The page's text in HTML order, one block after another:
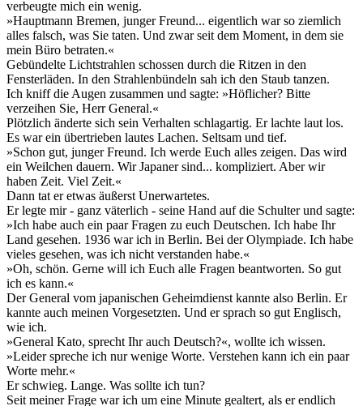
verbeugte mich ein wenig.
»Hauptmann Bremen, junger Freund... eigentlich war so ziemlich
alles falsch, was Sie taten. Und zwar seit dem Moment, in dem sie
mein Büro betraten.«
Gebündelte Lichtstrahlen schossen durch die Ritzen in den
Fensterläden. In den Strahlenbündeln sah ich den Staub tanzen.
Ich kniff die Augen zusammen und sagte: »Höflicher? Bitte
verzeihen Sie, Herr General.«
Plötzlich änderte sich sein Verhalten schlagartig. Er lachte laut los.
Es war ein übertrieben lautes Lachen. Seltsam und tief.
»Schon gut, junger Freund. Ich werde Euch alles zeigen. Das wird
ein Weilchen dauern. Wir Japaner sind... kompliziert. Aber wir
haben Zeit. Viel Zeit.«
Dann tat er etwas äußerst Unerwartetes.
Er legte mir - ganz väterlich - seine Hand auf die Schulter und sagte:
»Ich habe auch ein paar Fragen zu euch Deutschen. Ich habe Ihr
Land gesehen. 1936 war ich in Berlin. Bei der Olympiade. Ich habe
vieles gesehen, was ich nicht verstanden habe.«
»Oh, schön. Gerne will ich Euch alle Fragen beantworten. So gut
ich es kann.«
Der General vom japanischen Geheimdienst kannte also Berlin. Er
kannte auch meinen Vorgesetzten. Und er sprach so gut Englisch,
wie ich.
»General Kato, sprecht Ihr auch Deutsch?«, wollte ich wissen.
»Leider spreche ich nur wenige Worte. Verstehen kann ich ein paar
Worte mehr.«
Er schwieg. Lange. Was sollte ich tun?
Seit meiner Frage war ich um eine Minute gealtert, als er endlich